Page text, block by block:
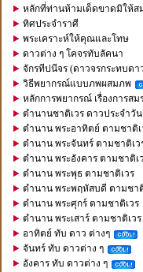
หลักที่ท่านห้ามเด็ดขาดมิให้ส
ทิศประจำราศี
พระเคราะห์ให้คุณและโทษ
ดาวต่าง ๆ โคจรทับลัคนา
จักรทีปนีจร (ดาวจรกระทบดา
วิธีพยากรณ์แบบภพผสมภพ
หลักการพยากรณ์ เรื่องการสม
ตำนานชาติเวร ดาวประจำวัน
ตำนาน พระอาทิตย์ ตามชาติเ
ตำนาน พระจันทร์ ตามชาติเว
ตำนาน พระอังคาร ตามชาติเ
ตำนาน พระพุธ ตามชาติเวร
ตำนาน พระพฤหัสบดี ตามชา
ตำนาน พระศุกร์ ตามชาติเวร
ตำนาน พระเสาร์ ตามชาติเวร
อาทิตย์ ทับ ดาว ต่างๆ
จันทร์ ทับ ดาวต่าง ๆ
อังคาร ทับ ดาวต่าง ๆ